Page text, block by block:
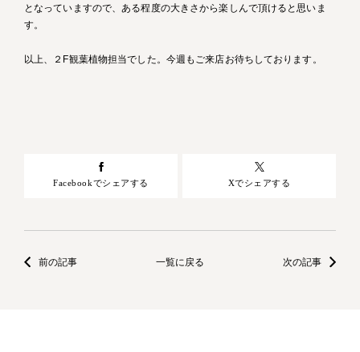
となっていますので、ある程度の大きさから楽しんで頂けると思いま
す。
以上、２F観葉植物担当でした。今週もご来店お待ちしております。
Facebookでシェアする Xでシェアする
前の記事 一覧に戻る 次の記事